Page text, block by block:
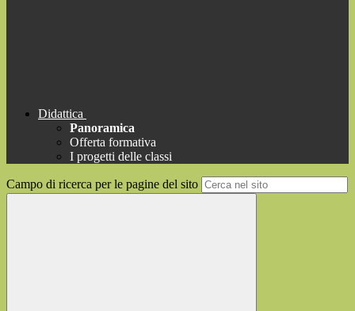
Didattica
Panoramica
Offerta formativa
I progetti delle classi
Campo di ricerca per le pagine del sito